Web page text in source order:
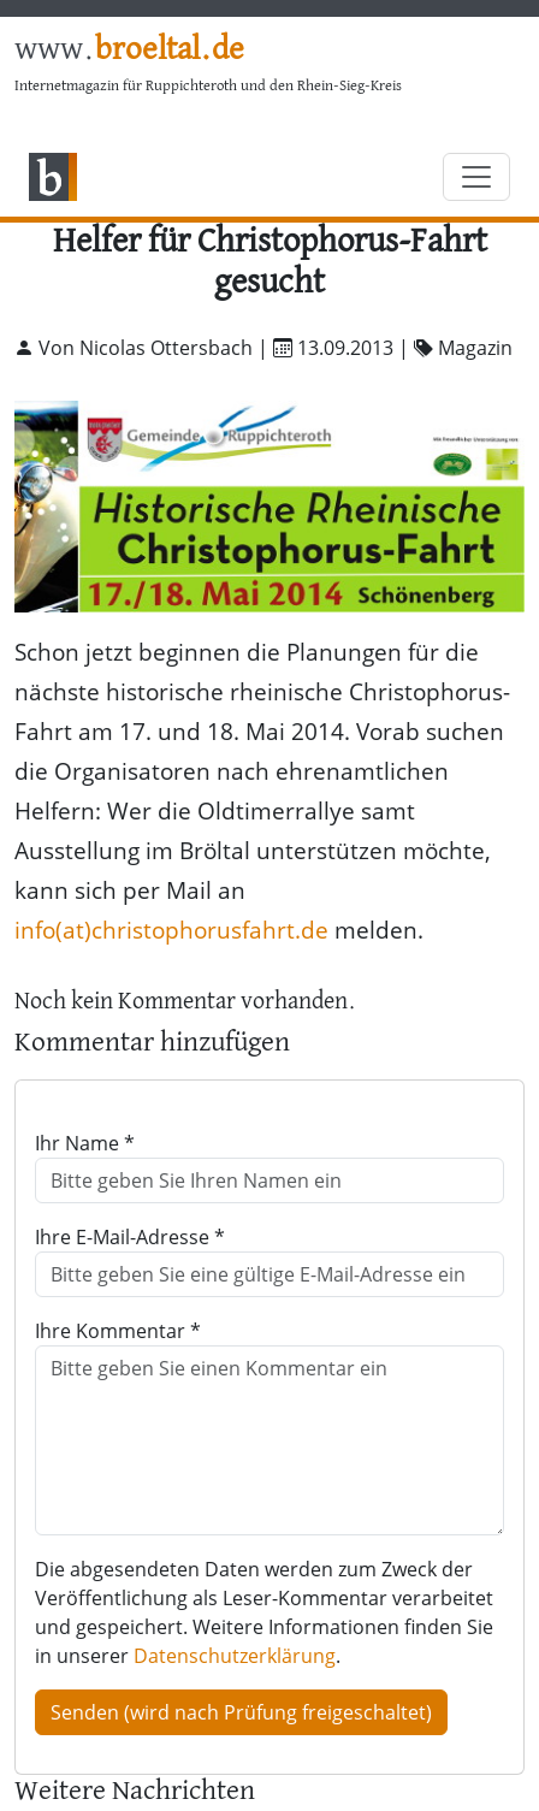
www.broeltal.de
Internetmagazin für Ruppichteroth und den Rhein-Sieg-Kreis
Helfer für Christophorus-Fahrt
gesucht
Von Nicolas Ottersbach | 13.09.2013 | Magazin
Schon jetzt beginnen die Planungen für die
nächste historische rheinische Christophorus-
Fahrt am 17. und 18. Mai 2014. Vorab suchen
die Organisatoren nach ehrenamtlichen
Helfern: Wer die Oldtimerrallye samt
Ausstellung im Bröltal unterstützen möchte,
kann sich per Mail an
info(at)christophorusfahrt.de melden.
Noch kein Kommentar vorhanden.
Kommentar hinzufügen
Ihr Name *
Ihre E-Mail-Adresse *
Ihre Kommentar *
Die abgesendeten Daten werden zum Zweck der
Veröffentlichung als Leser-Kommentar verarbeitet
und gespeichert. Weitere Informationen finden Sie
in unserer Datenschutzerklärung.
Weitere Nachrichten